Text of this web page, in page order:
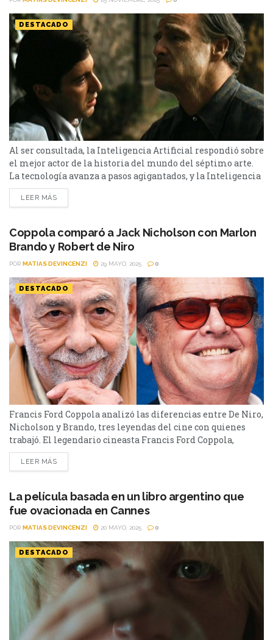
DESTACADO
Al ser consultada, la Inteligencia Artificial respondió sobre
el mejor actor de la historia del mundo del séptimo arte.
La tecnología avanza a pasos agigantados, y la Inteligencia
Artificial da cuenta de ello. Una de las herramientas más
utilizadas por los usuarios el Chat GPT, de Open AI. Cuando
influencia en otras generaciones,...
LEER MÁS
Coppola comparó a Jack Nicholson con Marlon
Brando y Robert de Niro
POR MATIAS DEVINCENZI 29 MAYO, 2025 0
DESTACADO
Francis Ford Coppola analizó las diferencias entre De Niro,
Nicholson y Brando, tres leyendas del cine con quienes
trabajó. El legendario cineasta Francis Ford Coppola,
director de clásicos como El padrino y Apocalypse Now,
sorprendió al comparar a Jack Nicholson, Marlon Brando
compartió set. En una reflexión íntima,...
LEER MÁS
La película basada en un libro argentino que
fue ovacionada en Cannes
POR MATIAS DEVINCENZI 20 MAYO, 2025 0
DESTACADO